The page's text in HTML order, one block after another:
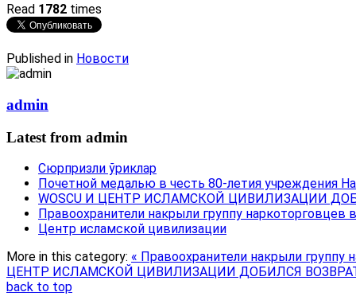
Read 1782 times
Published in Новости
admin
Latest from admin
Сюрпризли ўриклар
Почетной медалью в честь 80-летия учреждения
WOSCU И ЦЕНТР ИСЛАМСКОЙ ЦИВИЛИЗАЦИИ
Правоохранители накрыли группу
Центр исламской цивилизации
More in this category: « Правоохранители накрыли
ЦЕНТР ИСЛАМСКОЙ ЦИВИЛИЗАЦИИ ДОБИЛСЯ
back to top